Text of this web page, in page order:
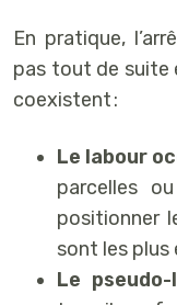
En pratique,
pas tout de suite
coexistent :
Le labour
parcelles
positionner
sont les plus
Le pseudo-